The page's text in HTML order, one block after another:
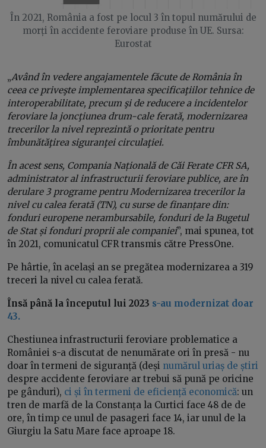
În 2021, România a fost pe locul 3 în topul numărului de
morți în accidente feroviare produse în UE. Sursa:
Eurostat
„Având în vedere angajamentele făcute de România în
ceea ce priveşte implementarea specificaţiilor tehnice de
interoperabilitate, precum şi de reducere a incidentelor
feroviare la joncţiunea drum-cale ferată, modernizarea
trecerilor la nivel reprezintă o prioritate pentru
îmbunătăţirea siguranţei circulaţiei.
În acest sens, Compania Națională de Căi Ferate CFR SA,
administrator al infrastructurii feroviare publice, are în
derulare 3 programe pentru Modernizarea trecerilor la
nivel cu calea ferată (TN), cu surse de finanțare din:
fonduri europene nerambursabile, fonduri de la Bugetul
de Stat și fonduri proprii ale companiei”, mai spunea, tot
în 2021, comunicatul CFR transmis către PressOne.
Pe hârtie, în același an se pregătea modernizarea a 319
treceri la nivel cu calea ferată.
Însă până la începutul lui 2023 s-au modernizat doar
43.
Chestiunea infrastructurii feroviare problematice a
României s-a discutat de nenumărate ori în presă - nu
doar în termeni de siguranță (deși numărul uriaș de știri
despre accidente feroviare ar trebui să pună pe oricine
pe gânduri), ci și în termeni de eficiență economică: un
tren de marfă de la Constanța la Curtici face 48 de de
ore, în timp ce unul de pasageri face 14, iar unul de la
Giurgiu la Satu Mare face aproape 18.